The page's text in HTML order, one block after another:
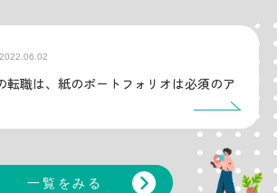
2022.06.02
転職は、紙のポートフォリオは必須のア
一覧をみる